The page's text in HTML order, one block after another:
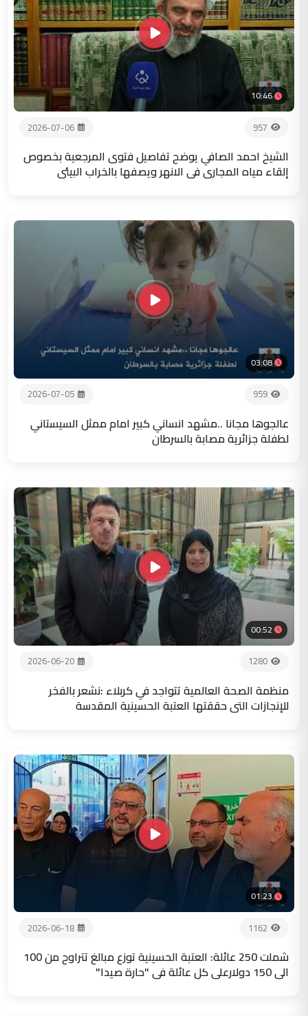
10:46
957
2026-07-06
الشيخ احمد الصافي يوضح تفاصيل فتوى المرجعية بخصوص
إلقاء مياه المجاري في الانهر ويصفها بالخراب البيئي
03:08
959
2026-07-05
عالجوها مجانا ..مشهد انساني كبير امام ممثل السيستاني
لطفلة جزائرية مصابة بالسرطان
00:52
1280
2026-06-20
منظمة الصحة العالمية تتواجد في كربلاء :نشعر بالفخر
للإنجازات التي حققتها العتبة الحسينية المقدسة
01:23
1162
2026-06-18
شملت 250 عائلة: العتبة الحسينية توزع مبالغ تتراوح من 100
الى 150 دولارعلى كل عائلة في "حارة صيدا"